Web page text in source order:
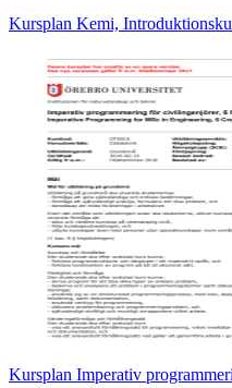
Kursplan Kemi,
Kursplan Imperativ